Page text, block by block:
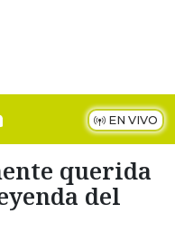
EN VIVO
querida
del